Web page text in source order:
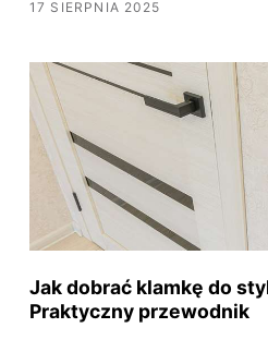
17 SIERPNIA 2025
Jak dobrać klamkę do
Praktyczny przewodnik